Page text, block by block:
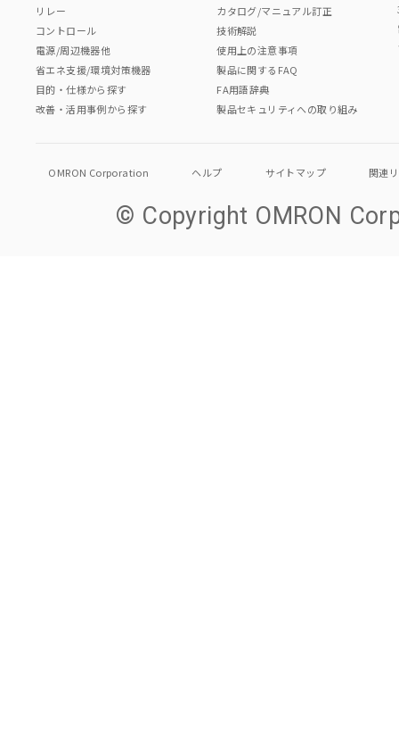
リレー
コントロール
電源/周辺機器他
省エネ支援/環境対策機器
目的・仕様から探す
改善・活用事例から探す
カタログ/マニュアル訂正
技術解説
使用上の注意事項
製品に関するFAQ
FA用語辞典
製品セキュリティへの取り組み
OMRON Corporation ヘルプ サイトマップ 関連
© Copyright OMRON